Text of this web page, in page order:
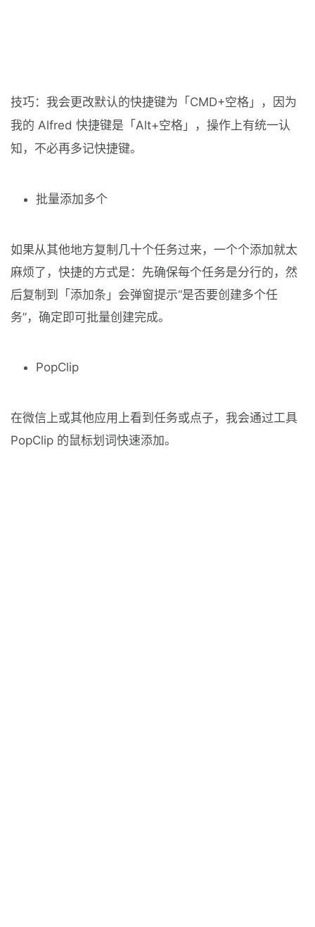
技巧：我会更改默认的快捷键为「CMD+空格」，因为
我的 Alfred 快捷键是「Alt+空格」，操作上有统一认
知，不必再多记快捷键。
批量添加多个
如果从其他地方复制几十个任务过来，一个个添加就太
麻烦了，快捷的方式是：先确保每个任务是分行的，然
后复制到「添加条」会弹窗提示“是否要创建多个任
务”，确定即可批量创建完成。
PopClip
在微信上或其他应用上看到任务或点子，我会通过工具
PopClip 的鼠标划词快速添加。